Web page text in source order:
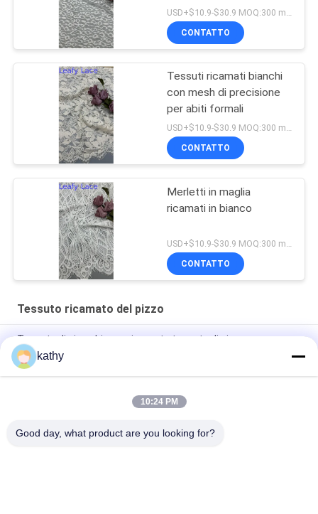
CONTATTO
Tessuti ricamati bianchi
con mesh di precisione
per abiti formali
USD+$10.9-$30.9 MOQ:300 metri.
CONTATTO
Merletti in maglia
ricamati in bianco
USD+$10.9-$30.9 MOQ:300 metri.
CONTATTO
Tessuto ricamato del pizzo
Tessuto di pizzo bianco ricamato tessuto di pizzo
personalizzato
Tessuto di pizzo ricamato di lusso di buona qualità per abiti
kathy
10:24 PM
Good day, what product are you looking for?